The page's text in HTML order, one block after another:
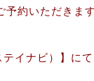
予約いただきま
イナビ）】に